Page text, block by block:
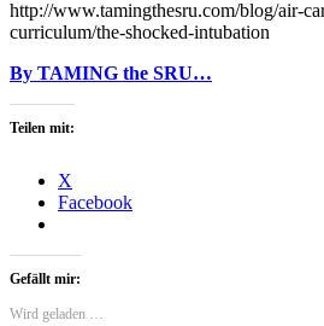
http://www.tamingthesru.com/blog/air-
curriculum/the-shocked-intubation
By TAMING the SRU…
Teilen mit:
X
Facebook
Gefällt mir:
Wird geladen …